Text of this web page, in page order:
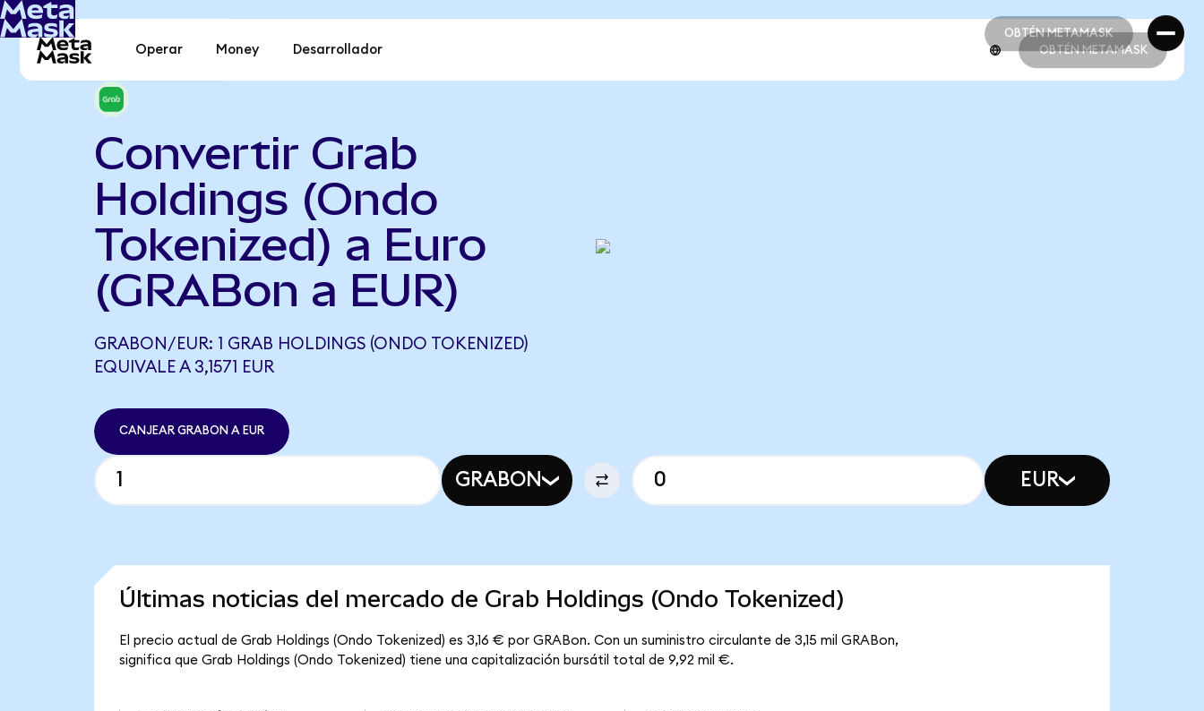
OBTÉN METAMASK
OBTÉN METAMASK
Operar Money Desarrollador OBTÉN METAMASK
Convertir Grab
Holdings (Ondo
Tokenized) a Euro
(GRABon a EUR)
GRABON/EUR: 1 GRAB HOLDINGS (ONDO TOKENIZED)
EQUIVALE A 3,1571 EUR
CANJEAR GRABON A EUR
GRABON EUR
Últimas noticias del mercado de Grab Holdings (Ondo Tokenized)
El precio actual de Grab Holdings (Ondo Tokenized) es 3,16 € por GRABon. Con un suministro circulante de 3,15 mil GRABon,
significa que Grab Holdings (Ondo Tokenized) tiene una capitalización bursátil total de 9,92 mil €.